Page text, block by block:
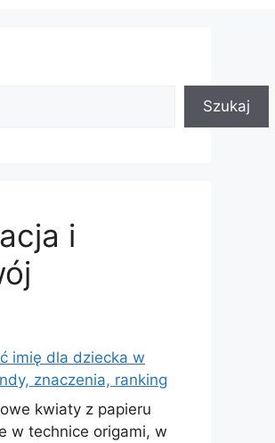
Szukaj
i
imię dla dziecka w
znaczenia, ranking